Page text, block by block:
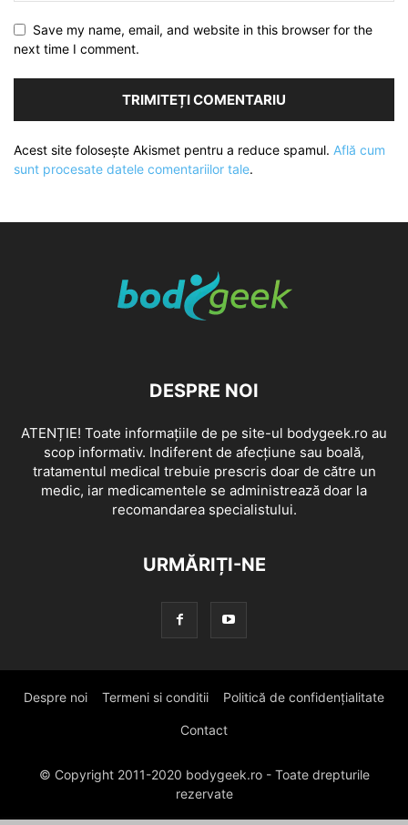
Save my name, email, and website in this browser for the
next time I comment.
Acest site folosește Akismet pentru a reduce spamul. Află cum
sunt procesate datele comentariilor tale.
DESPRE NOI
ATENȚIE! Toate informațiile de pe site-ul bodygeek.ro au
scop informativ. Indiferent de afecțiune sau boală,
tratamentul medical trebuie prescris doar de către un
medic, iar medicamentele se administrează doar la
recomandarea specialistului.
URMĂRIȚI-NE
Despre noi Termeni si conditii Politică de confidențialitate
Contact
© Copyright 2011-2020 bodygeek.ro - Toate drepturile
rezervate